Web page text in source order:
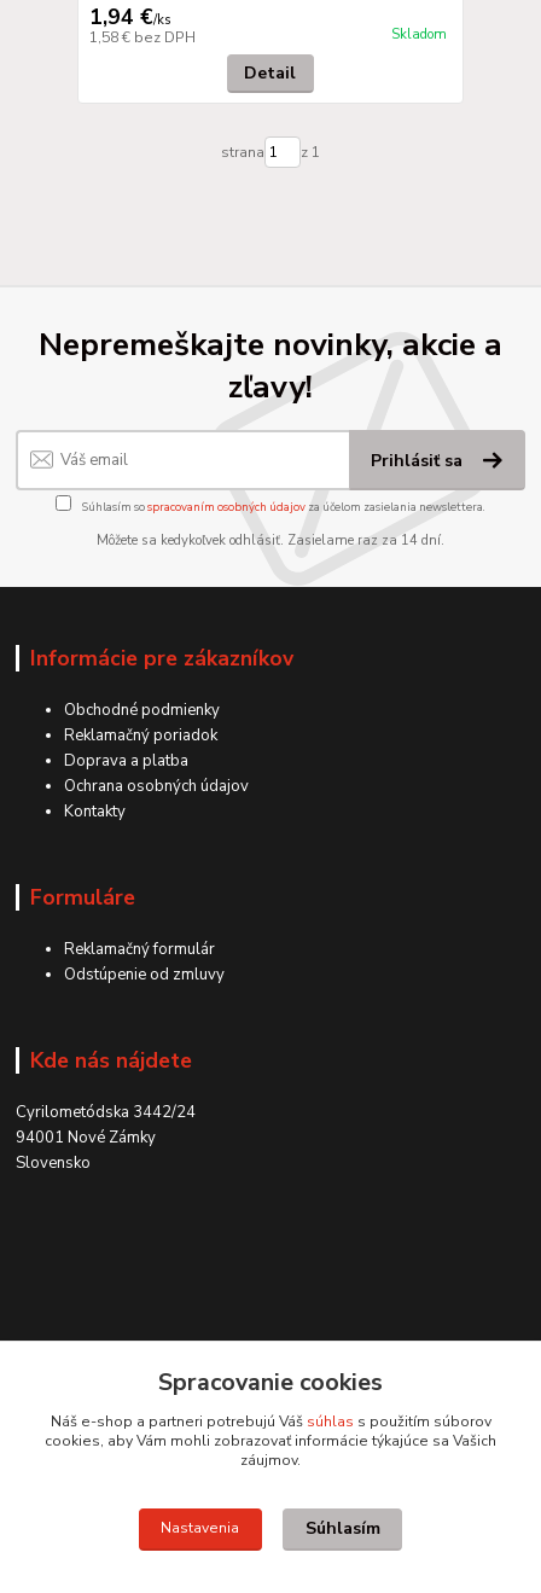
1,94 €/ks
1,58 € bez DPH Skladom
Detail
strana z 1
Nepremeškajte novinky, akcie a
zľavy!
Prihlásiť sa
Súhlasím sospracovaním osobných údajov za účelom zasielania newslettera.
Môžete sa kedykoľvek odhlásiť. Zasielame raz za 14 dní.
Informácie pre zákazníkov
Obchodné podmienky
Reklamačný poriadok
Doprava a platba
Ochrana osobných údajov
Kontakty
Formuláre
Reklamačný formulár
Odstúpenie od zmluvy
Kde nás nájdete
Cyrilometódska 3442/24
94001 Nové Zámky
Slovensko
0915 707 737
(Po-Pia, 8-15 hod.)
Spracovanie cookies
Náš e-shop a partneri potrebujú Váš súhlas s použitím súborov
cookies, aby Vám mohli zobrazovať informácie týkajúce sa Vašich
záujmov.
Nastavenia Súhlasím